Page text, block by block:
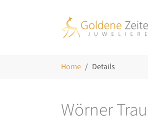
Home Details
Wörner